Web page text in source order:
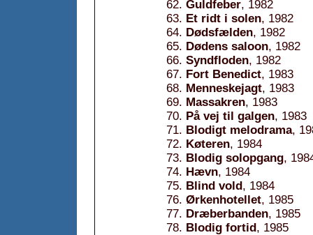
Guldfeber, 1982
Et ridt i solen, 1982
Dødsfælden, 1982
Dødens saloon, 1982
Syndfloden, 1982
Fort Benedict, 1983
Menneskejagt, 1983
Massakren, 1983
På vej til galgen, 1983
Blodigt melodrama,
Køteren, 1984
Blodig solopgang,
Hævn, 1984
Blind vold, 1984
Ørkenhotellet, 1985
Dræberbanden, 1985
Blodig fortid, 1985